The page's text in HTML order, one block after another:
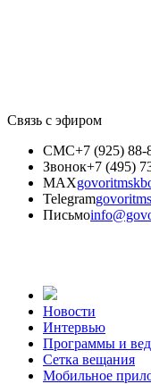
Связь с эфиром
СМС+7 (925) 88-
Звонок+7 (495)
MAX
Telegram
Письмо
Новости
Интервью
Программы и
Сетка вещания
Мобильное